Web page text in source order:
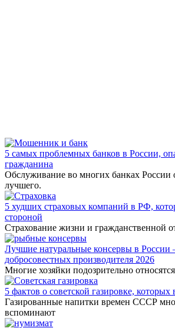
5 самых проблемных банков в России,
гражданина
Обслуживание во многих банках России
лучшего.
5 худших страховых компаний в РФ,
стороной
Страхование жизни и гражданственной
Лучшие натуральные консервы в
добросовестных производителя 2026
Многие хозяйки подозрительно
5 фактов о советской газировке,
Газированные напитки времен СССР
вспоминают